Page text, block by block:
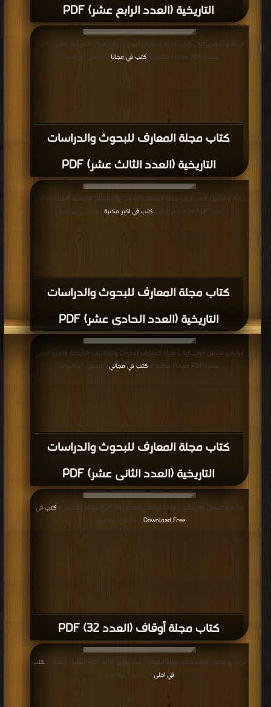
التاريخية (العدد الرابع عشر) PDF
كتاب مجلة المعارف للبحوث والدراسات
التاريخية (العدد الثالث عشر) PDF
قراءة و تحميل كتاب كتاب مجلة المعارف للبحوث والدراسات التاريخية (العدد الثالث
عشر) PDF مجانا | مكتبة >
كتب في مجانا | التحميل : مرة/مرات
كتاب مجلة المعارف للبحوث والدراسات
التاريخية (العدد الحادى عشر) PDF
قراءة و تحميل كتاب كتاب مجلة المعارف للبحوث والدراسات التاريخية (العدد الحادى
عشر) PDF مجانا | مكتبة >
كتب في اكبر مكتبة | التحميل : مرة/مرات
كتاب مجلة المعارف للبحوث والدراسات
التاريخية (العدد الثانى عشر) PDF
قراءة و تحميل كتاب كتاب مجلة المعارف للبحوث والدراسات التاريخية (العدد الثانى
عشر) PDF مجانا | مكتبة >
كتب في مجاني | التحميل : مرة/مرات
كتاب مجلة أوقاف (العدد 32) PDF
قراءة و تحميل كتاب كتاب مجلة أوقاف (العدد 32) PDF مجانا | مكتبة >
كتب في
Download Free
| التحميل : مرة/مرات
قراءة و تحميل كتاب كتاب مجلة الكوثر – عدد يوليو 2017 PDF مجانا | مكتبة >
كتب
في احلى
| التحميل : مرة/مرات